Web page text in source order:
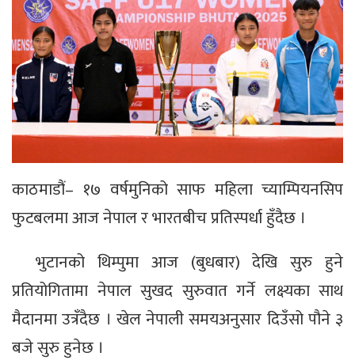
काठमाडौं– १७ वर्षमुनिको साफ महिला च्याम्पियनसिप
फुटबलमा आज नेपाल र भारतबीच प्रतिस्पर्धा हुँदैछ ।
भुटानको थिम्पुमा आज (बुधबार) देखि सुरु हुने
प्रतियोगितामा नेपाल सुखद सुरुवात गर्ने लक्ष्यका साथ
मैदानमा उत्रँदैछ । खेल नेपाली समयअनुसार दिउँसो पौने ३
बजे सुरु हुनेछ ।